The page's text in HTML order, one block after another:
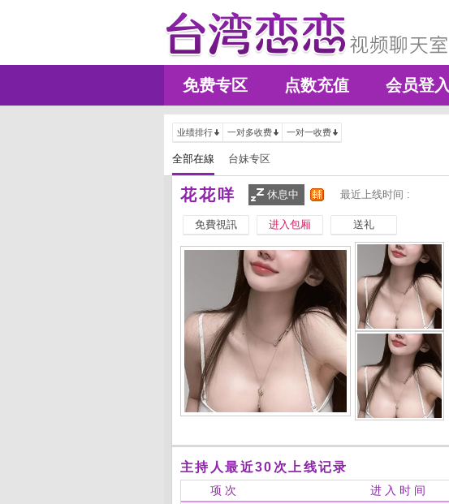
免费专区 点数充值 会员登入
业绩排行 一对多收费 一对一收费
全部在線 台妹专区
花花咩 休息中 最近上线时间 :
免費視訊 进入包厢 送礼
主持人最近30次上线记录
项 次 进 入 时 间